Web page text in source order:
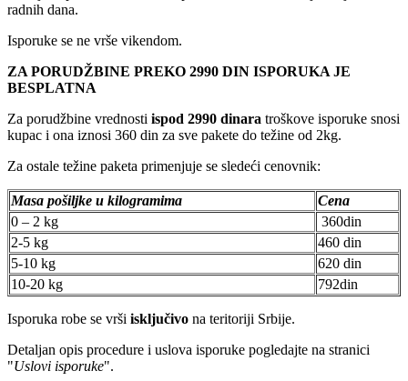
radnih dana.
Isporuke se ne vrše vikendom.
ZA PORUDŽBINE PREKO 2990 DIN ISPORUKA JE
BESPLATNA
Za porudžbine vrednosti ispod 2990 dinara troškove isporuke snosi
kupac i ona iznosi 360 din za sve pakete do težine od 2kg.
Za ostale težine paketa primenjuje se sledeći cenovnik:
Masa pošiljke u kilogramima
Cena
0 – 2 kg
360din
2-5 kg
460 din
5-10 kg
620 din
10-20 kg
792din
Isporuka robe se vrši isključivo na teritoriji Srbije.
Detaljan opis procedure i uslova isporuke pogledajte na stranici
"Uslovi isporuke".